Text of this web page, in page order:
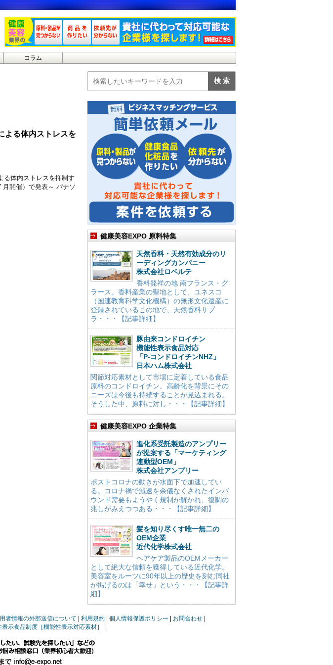
コラム
よる体内ストレスを
体内ストレスを抑制す
開催）で発表～ パナソ
健康美容EXPO 原料特集
天然香料・天然有効成分のリ
ーディングカンパニー
株式会社ロベルテ
香料発祥の地 南フランス・グ
ラース。香料産業の聖地として、ユネスコ
（国連教育科学文化機構）の無形文化遺産に
登録されているこの地で、天然香料サプ
ラ・・・【記事詳細】
豚由来コンドロイチン
機能性表示食品対応
「P-コンドロイチンNHZ」
日本ハム株式会社
関節対応素材として市場に定着している食品
原料のコンドロイチン。高齢化を背景にその
ニーズは今後も持続することが見込まれる。
そうした中、原料に対し・・・【記事詳細】
健康美容EXPO 企業特集
進化系受託製造のアンプリー
が提案する「マーケティング
連動型OEM」
株式会社アンプリー
ポストコロナの動きが水面下で加速してい
る。コロナ禍で減速を余儀なくされたインバ
ウンド需要もようやく規制が解かれ、復調の
兆しがみえつつある・・・【記事詳細】
髪を知り尽くす唯一無二の
OEM企業
近代化学株式会社
ヘアケア製品のOEMメーカー
として絶大な信頼を獲得している近代化学。
美容室をルーツに90年以上の歴史を刻む同社
が掲げるのは「幸せ」という・・・【記事詳
細】
者情報の外部送信について 利用規約 個人情報保護ポリシー
お問合わせ
表示食品制度［機能性表示対応素材］